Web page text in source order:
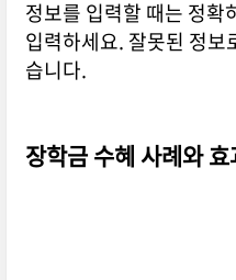
정보를 입력할 때는 정확
입력하세요. 잘못된 정보
습니다.
장학금 수혜 사례와 효